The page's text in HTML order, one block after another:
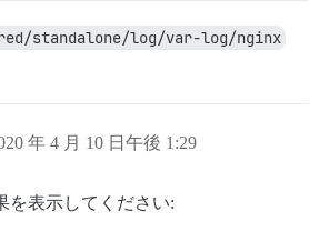
standalone/log/var-log/nginx
年 4 月 10 日午後 1:29
を表示してください: